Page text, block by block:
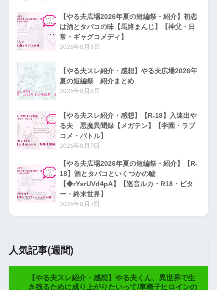
【やる夫広場2026年夏の短編祭・紹介】初恋
は酒とタバコの味【馬路まんじ】【神父・日
常・ギャグコメディ】
2026年8月8日
【やる夫スレ紹介・感想】やる夫広場2026年
夏の短編祭 紹介まとめ
2026年8月8日
【やる夫スレ紹介・感想】【R-18】入速出や
る夫 悪魔異聞録【メガテン】【学園・ラブ
コメ・バトル】
2026年8月7日
【やる夫広場2026年夏の短編祭・紹介】【R-
18】酒とタバコといくつかの嘘
【◆rYsrUVd4pA】【巡音ルカ・R18・ビタ
ー・終末世界】
2026年8月7日
人気記事(週間)